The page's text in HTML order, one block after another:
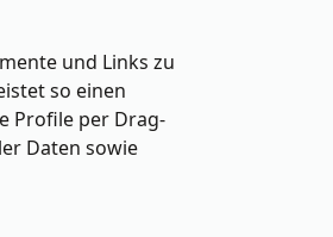
und Links zu
so einen
Profile per Drag-
Daten sowie